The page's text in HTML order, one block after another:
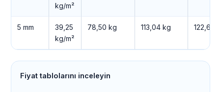
kg/m²
5 mm
39,25
kg/m²
78,50 kg 113,04 kg 122,66
Fiyat tablolarını inceleyin